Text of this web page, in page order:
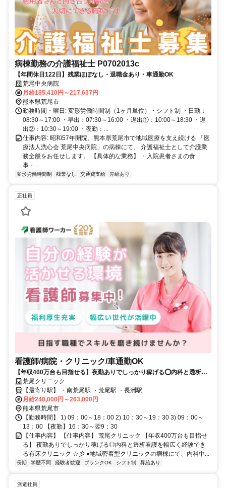
病棟勤務の介護福祉士 P0702013c
【年間休日122日】残業ほぼなし・退職金あり・車通勤OK
荒尾中央病院
月給185,410円～217,637円
熊本県荒尾市
勤務時間・曜日: 変形労働時間制（1ヶ月単位）・シフト制 ・日勤：
08:30～17:00 ・早出：07:30～16:00 ・遅出①：10:00～18:30 ・遅
出②：10:30～19:00 ・夜勤：...
仕事内容: 昭和57年開院、熊本県荒尾市で地域医療を支え続ける 「医
療法人洗心会 荒尾中央病院」の病棟にて、 介護福祉士として介護業
務全般をお任せします。 【具体的な業務】 ・入院患者さまの食
事・...
変形労働時間制 残業なし 交通費支給 昇給あり
正社員
看護師/病院・クリニック/車通勤OK
【年収400万台も目指せる】夜勤ありでしっかり稼げる⭕内科と透析看
護を幅広く経験できる有床クリニック⭐彡
荒尾クリニック
【最寄り駅】 ・南荒尾駅 ・荒尾駅 ・長洲駅
月給240,000円～263,000円
熊本県荒尾市
【勤務時間】 1) 09：00～18：00 2) 10：30～19：30 3) 09：00～
13：00 【夜勤】16：30～翌9：30
【仕事内容】 【仕事内容】 荒尾クリニック 【年収400万台も目指せ
る】 夜勤ありでしっかり稼げる◎内科と透析看護を幅広く経験でき
る有床クリニック ☆彡 ●地域密着型クリニックの病棟にて、内科中...
長期 学歴不問 経験者歓迎 ブランクOK シフト制 昇給あり
派遣社員